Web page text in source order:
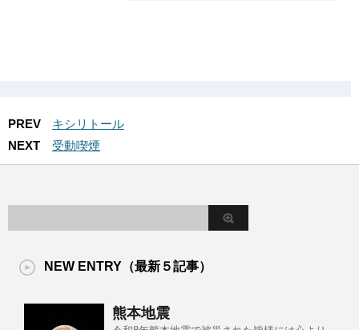
PREV
キシリトール
NEXT
受動喫煙
NEW ENTRY（最新５記事）
熊本地震